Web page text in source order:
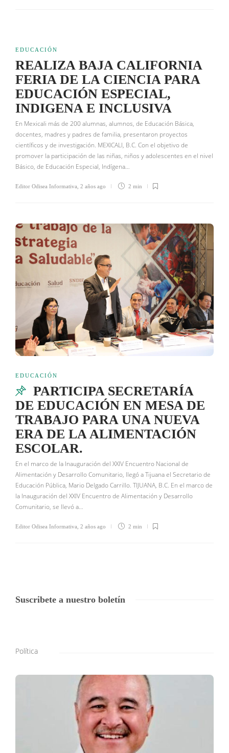
EDUCACIÓN
REALIZA BAJA CALIFORNIA
FERIA DE LA CIENCIA PARA
EDUCACIÓN ESPECIAL,
INDIGENA E INCLUSIVA
En Mexicali más de 200 alumnas, alumnos, de Educación Básica,
docentes, madres y padres de familia, presentaron proyectos
científicos y de investigación. MEXICALI, B.C. Con el objetivo de
promover la participación de las niñas, niños y adolescentes en el nivel
Básico, de Educación Especial, Indígena…
Editor Odisea Informativa 2 años ago 2 min
EDUCACIÓN
PARTICIPA SECRETARÍA
DE EDUCACIÓN EN MESA DE
TRABAJO PARA UNA NUEVA
ERA DE LA ALIMENTACIÓN
ESCOLAR.
En el marco de la Inauguración del XXIV Encuentro Nacional de
Alimentación y Desarrollo Comunitario, llegó a Tijuana el Secretario de
Educación Pública, Mario Delgado Carrillo. TIJUANA, B.C. En el marco de
la Inauguración del XXIV Encuentro de Alimentación y Desarrollo
Comunitario, se llevó a…
Editor Odisea Informativa 2 años ago 2 min
Suscribete a nuestro boletín
Política